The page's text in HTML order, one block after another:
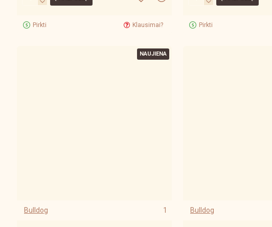
Pirkti Klausimai? Pirkti
NAUJIENA
Bulldog 1 Bulldog